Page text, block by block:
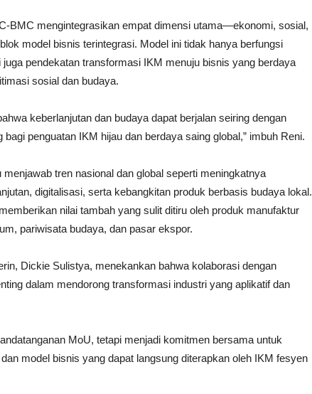
BMC mengintegrasikan empat dimensi utama—ekonomi, sosial,
model bisnis terintegrasi. Model ini tidak hanya berfungsi
pendekatan transformasi IKM menuju bisnis yang berdaya
sosial dan budaya.
keberlanjutan dan budaya dapat berjalan seiring dengan
penguatan IKM hijau dan berdaya saing global,” imbuh Reni.
tren nasional dan global seperti meningkatnya
digitalisasi, serta kebangkitan produk berbasis budaya lokal.
nilai tambah yang sulit ditiru oleh produk manufaktur
pariwisata budaya, dan pasar ekspor.
Dickie Sulistya, menekankan bahwa kolaborasi dengan
dalam mendorong transformasi industri yang aplikatif dan
MoU, tetapi menjadi komitmen bersama untuk
model bisnis yang dapat langsung diterapkan oleh IKM fesyen